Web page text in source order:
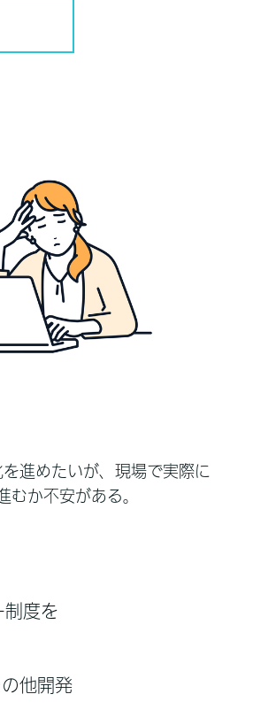
進めたいが、現場で実際に
むか不安がある。
制度を
他開発